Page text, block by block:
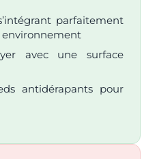
parfaitement
avec une surface
antidérapants pour